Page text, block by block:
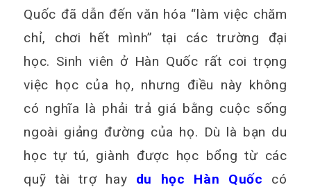
Quốc đã dẫn đến văn hóa “làm việc chăm
chỉ, chơi hết mình” tại các trường đại
học. Sinh viên ở Hàn Quốc rất coi trọng
việc học của họ, nhưng điều này không
có nghĩa là phải trả giá bằng cuộc sống
ngoài giảng đường của họ. Dù là bạn du
học tự tú, giành được học bổng từ các
quỹ tài trợ hay du học Hàn Quốc có